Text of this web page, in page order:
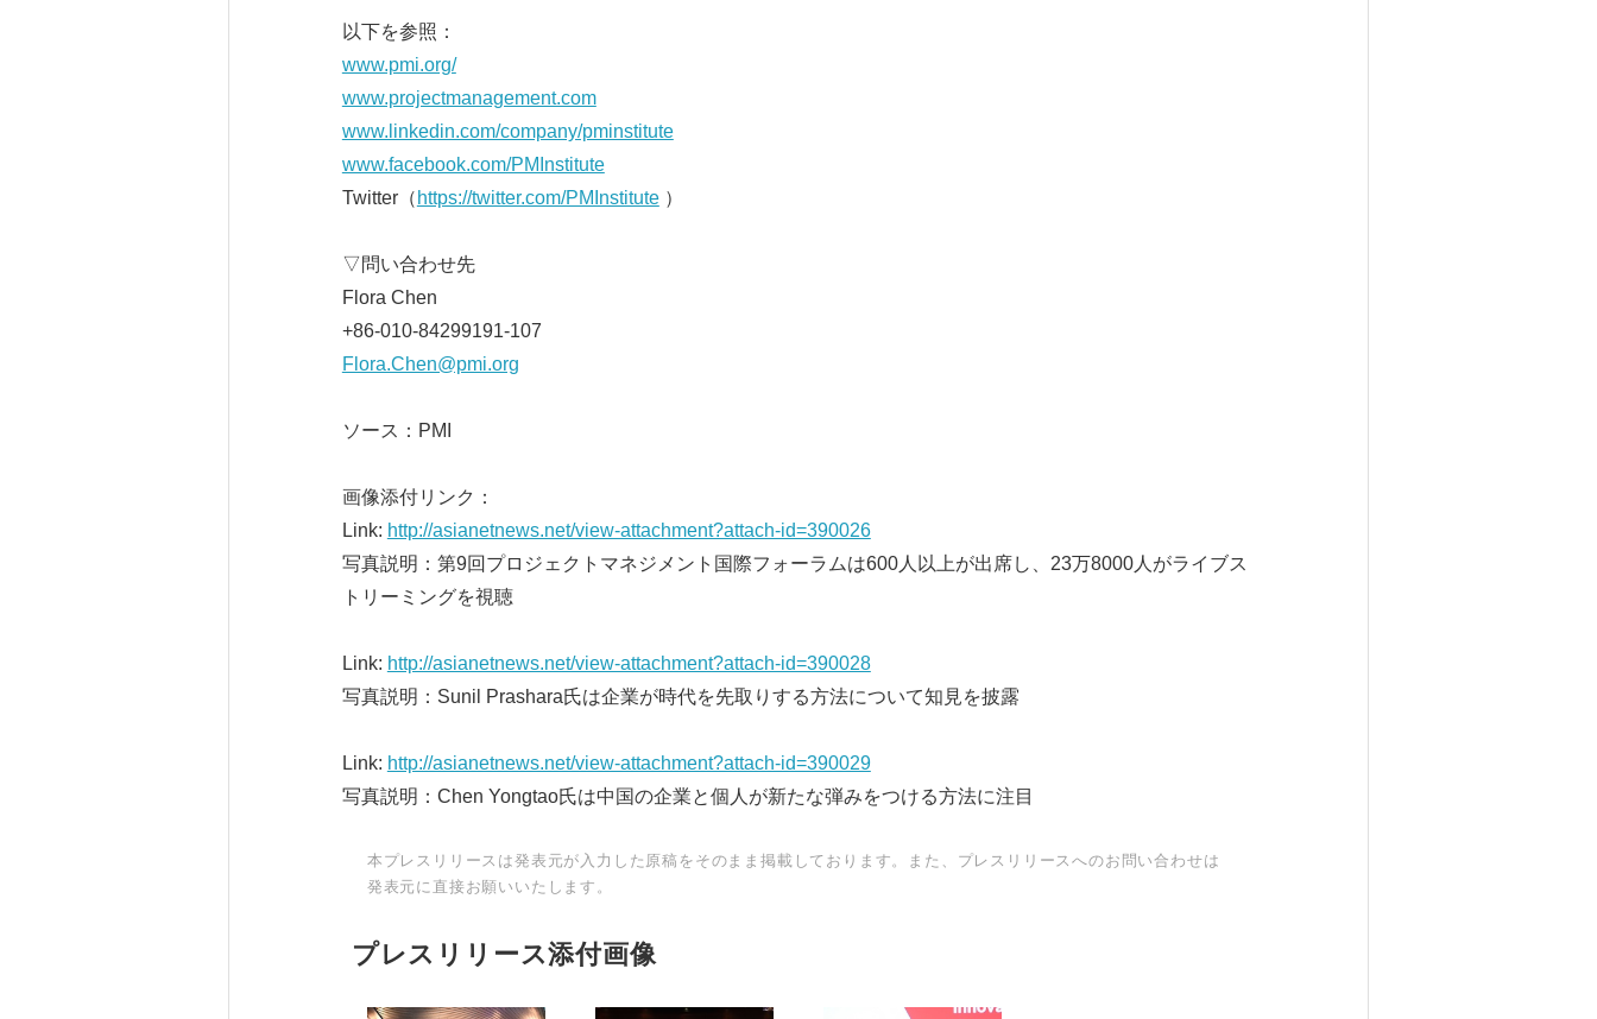
以下を参照：
www.pmi.org/
www.projectmanagement.com
www.linkedin.com/company/pminstitute
www.facebook.com/PMInstitute
Twitter（ https://twitter.com/PMInstitute）
▽問い合わせ先
Flora Chen
+86-010-84299191-107
Flora.Chen@pmi.org
ソース：PMI
画像添付リンク：
Link: http://asianetnews.net/view-attachment?attach-id=390026
写真説明：第9回プロジェクトマネジメント国際フォーラムは600人以上が出席し、23万8000人がライブス
トリーミングを視聴
Link: http://asianetnews.net/view-attachment?attach-id=390028
写真説明：Sunil Prashara氏は企業が時代を先取りする方法について知見を披露
Link: http://asianetnews.net/view-attachment?attach-id=390029
写真説明：Chen Yongtao氏は中国の企業と個人が新たな弾みをつける方法に注目
本プレスリリースは発表元が入力した原稿をそのまま掲載しております。また、プレスリリースへのお問い合わせは
発表元に直接お願いいたします。
プレスリリース添付画像